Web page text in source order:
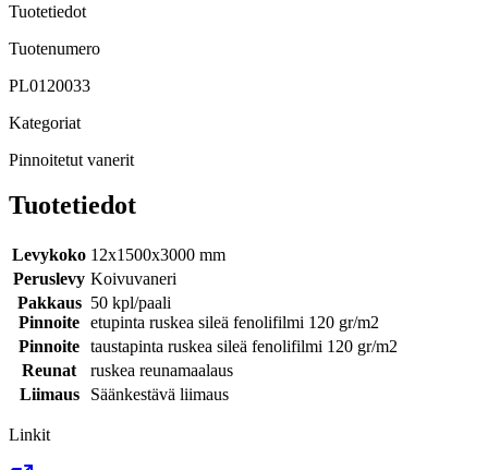
Tuotetiedot
Tuotenumero
PL0120033
Kategoriat
Pinnoitetut vanerit
Tuotetiedot
Levykoko 12x1500x3000 mm
Peruslevy Koivuvaneri
Pakkaus
Pinnoite
50 kpl/paali
etupinta ruskea sileä fenolifilmi 120 gr/m2
Pinnoite taustapinta ruskea sileä fenolifilmi 120 gr/m2
Reunat
ruskea reunamaalaus
Liimaus
Säänkestävä liimaus
Linkit